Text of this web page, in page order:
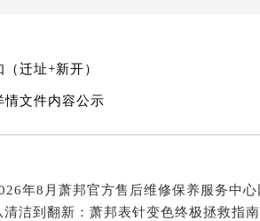
提前预约）
心（需提前预约）
邦售后服务中心（需提前预约）
中心（需提前预约）
提前预约）
迁址+新开）
情文件内容公示
清洁到翻新：萧邦表针变色终极拯救指南